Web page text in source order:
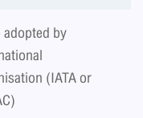
adopted by
(IATA or